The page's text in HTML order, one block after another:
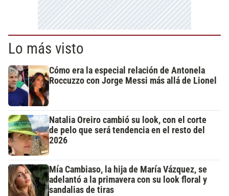
Lo más visto
Cómo era la especial relación de Antonela
Roccuzzo con Jorge Messi más allá de Lionel
Natalia Oreiro cambió su look, con el corte
de pelo que será tendencia en el resto del
2026
Mía Cambiaso, la hija de María Vázquez, se
adelantó a la primavera con su look floral y
sandalias de tiras